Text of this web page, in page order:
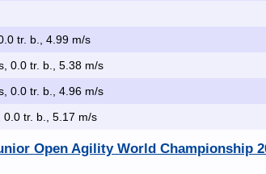
tr. b., 4.99 m/s
0.0 tr. b., 5.38 m/s
0.0 tr. b., 4.96 m/s
0.0 tr. b., 5.17 m/s
Open Agility World Championship